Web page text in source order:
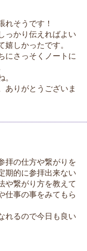
れそうです！
っかり伝えればよい
しかったです。
にさっそくノートに
ありがとうございま
拝の仕方や繋がりを
期的に参拝出来ない
や繋がり方を教えて
仕事の事をみてもら
れるので今日も良い